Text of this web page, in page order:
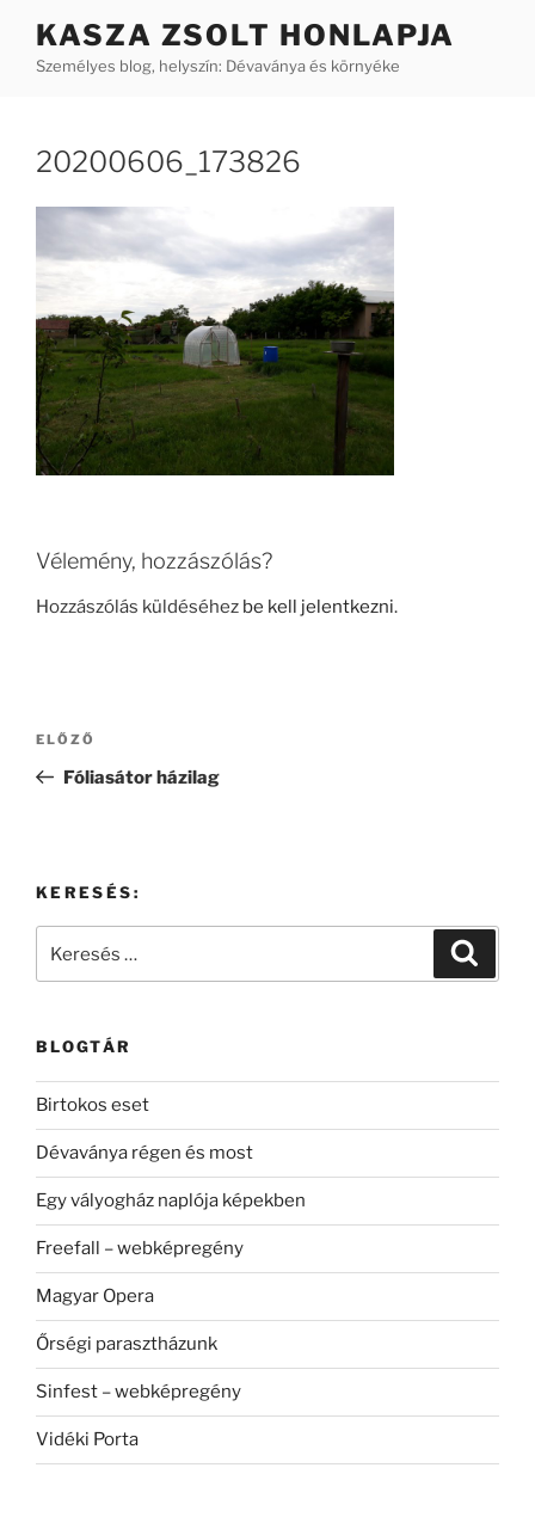
KASZA ZSOLT HONLAPJA
Személyes blog, helyszín: Dévaványa és környéke
20200606_173826
Vélemény, hozzászólás?
Hozzászólás küldéséhez be kell jelentkezni.
Bejegyzés
Korábbi
bejegyzés
ELŐZŐ
Fóliasátor házilag
KERESÉS:
BLOGTÁR
Birtokos eset
Dévaványa régen és most
Egy vályogház naplója képekben
Freefall – webképregény
Magyar Opera
Őrségi parasztházunk
Sinfest – webképregény
Vidéki Porta